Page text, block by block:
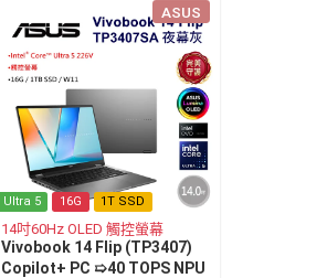
ASUS
Ultra 5 16G 1T SSD
14吋60Hz OLED 觸控螢幕
Vivobook 14 Flip (TP3407)
Copilot+ PC ➯40 TOPS NPU